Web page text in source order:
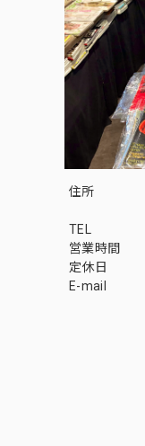
住所
TEL
営業時間
定休日
E-mail